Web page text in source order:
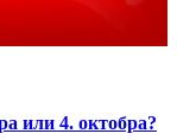
или 4. октобра?